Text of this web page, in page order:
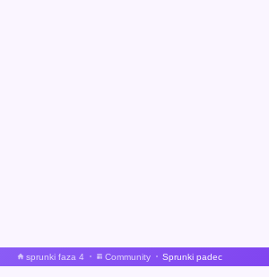
sprunki faza 4 Community Sprunki padec